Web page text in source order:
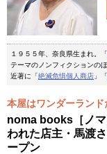
１９５５年、奈良県生まれ。「
テーマのノンフィクションの
近著に「絶滅危惧個人商店 」「
本屋はワンダーランド
noma books［ノ
われた店主・馬渡
ープン